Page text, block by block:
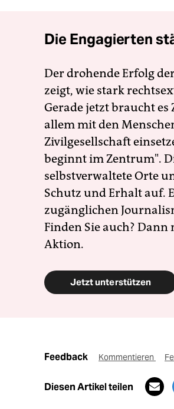
Die Engagierten
Der drohende Erfolg
zeigt, wie stark
Gerade jetzt braucht
allem mit den
Zivilgesellschaft
beginnt im Zentrum".
selbstverwaltete Orte
Schutz und Erhalt auf.
zugänglichen
Finden Sie auch?
Aktion.
Jetzt unterstützen
Feedback Kommentieren
Diesen Artikel teilen